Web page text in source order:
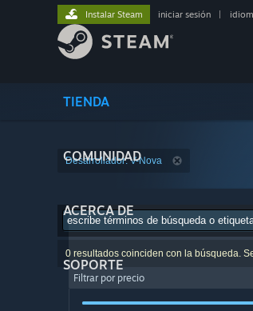
TIENDA
COMUNIDAD
ACERCA DE
SOPORTE
Instalar Steam iniciar sesión
Desarrollador: V-Nova
0 resultados coinciden con la búsqueda.
Filtrar por precio